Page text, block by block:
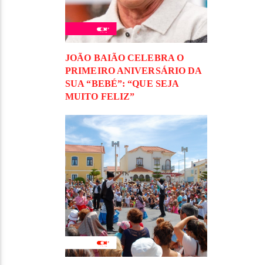
JOÃO BAIÃO CELEBRA O
PRIMEIRO ANIVERSÁRIO DA
SUA “BEBÉ”: “QUE SEJA
MUITO FELIZ”